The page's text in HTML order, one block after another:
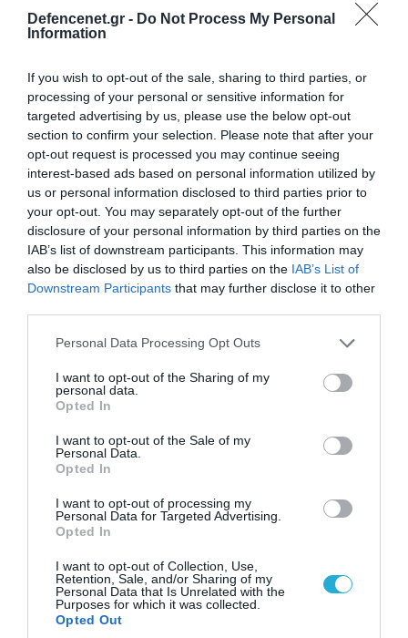
Defencenet.gr - Do Not Process My Personal
Information
If you wish to opt-out of the sale, sharing to third parties, or
processing of your personal or sensitive information for
targeted advertising by us, please use the below opt-out
section to confirm your selection. Please note that after your
opt-out request is processed you may continue seeing
interest-based ads based on personal information utilized by
us or personal information disclosed to third parties prior to
your opt-out. You may separately opt-out of the further
disclosure of your personal information by third parties on the
IAB’s list of downstream participants. This information may
also be disclosed by us to third parties on the IAB’s List of
Downstream Participants that may further disclose it to other
Please note that this website/app uses one or more Google
not limited to your visit or usage behaviour. You may click to
grant or deny consent to Google and its third-party tags to
use your data for below specified purposes in below Google
consent section.
Personal Data Processing Opt Outs
I want to opt-out of the Sharing of my
personal data.
Opted In
I want to opt-out of the Sale of my
Personal Data.
Opted In
I want to opt-out of processing my
Personal Data for Targeted Advertising.
Opted In
I want to opt-out of Collection, Use,
Retention, Sale, and/or Sharing of my
Personal Data that Is Unrelated with the
Purposes for which it was collected.
Opted Out
07.08.2026 | 08:02
Οι ρωσικές δυνάμεις απέχουν μόλις 5 χλμ.
από Σλαβιάνσκ και Κραματόρσκ στο Ντονέτσκ
ΠΟΛΙΤΙΚΗ
07.08.2026 | 20:02
Ο Γιάννης Αλαφούζος «τέλειωσε» τον
Κωνσταντίνο Ζούλα από τον ΣΚΑΪ – Ο λόγος της
απομάκρυνσής του